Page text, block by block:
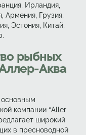
Ирландия,
Армения, Грузия,
Эстония, Китай,
рыбных
Аква
основным
компании “Aller
широкий
в пресноводной